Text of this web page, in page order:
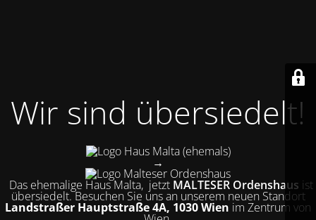
Wir sind übersiedelt!
(ehemals)
→
Das ehemalige Haus Malta, jetzt MALTESER Ordenshaus ist
übersiedelt. Besuchen Sie uns an unserem neuen Standort
Landstraßer Hauptstraße 4A, 1030 Wien im Zentrum von